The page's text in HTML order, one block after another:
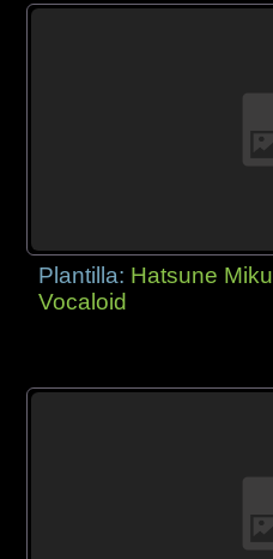
Plantilla: Hatsune Miku
Vocaloid